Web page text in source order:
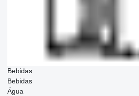
Bebidas
Bebidas
Água